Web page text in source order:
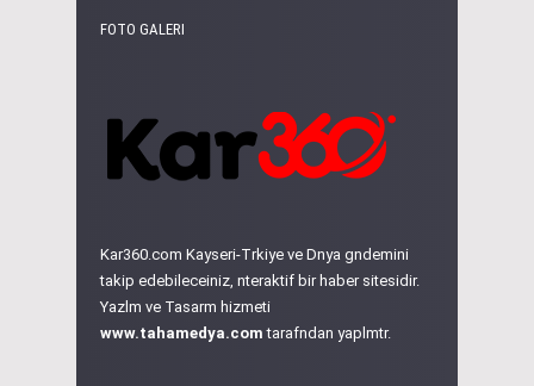
FOTO GALERI
Kar360.com Kayseri-Trkiye ve Dnya gndemini
takip edebileceiniz, nteraktif bir haber sitesidir.
Yazlm ve Tasarm hizmeti
www.tahamedya.com tarafndan yaplmtr.